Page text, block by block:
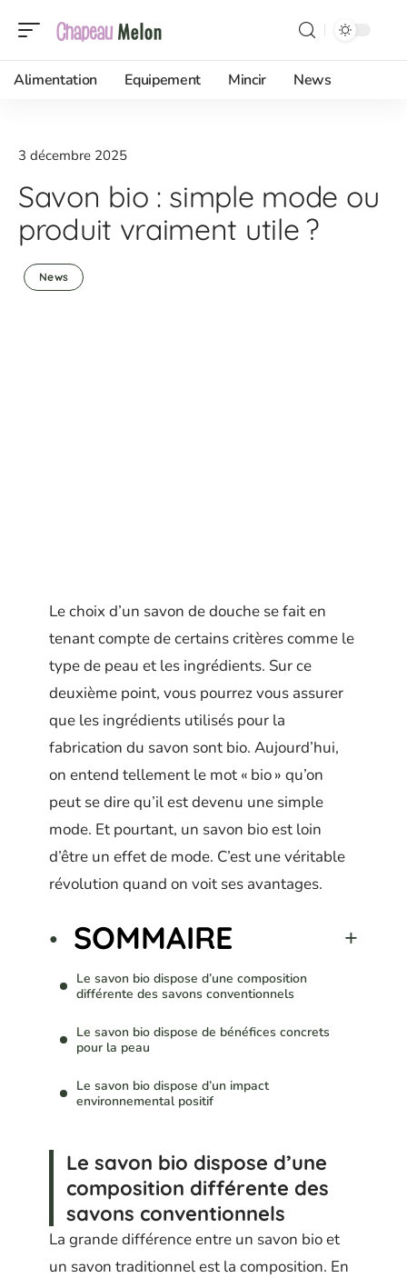
Alimentation Equipement Mincir News
3 décembre 2025
Savon bio : simple mode ou
produit vraiment utile ?
News
Le choix d’un savon de douche se fait en
tenant compte de certains critères comme le
type de peau et les ingrédients. Sur ce
deuxième point, vous pourrez vous assurer
que les ingrédients utilisés pour la
fabrication du savon sont bio. Aujourd’hui,
on entend tellement le mot « bio » qu’on
peut se dire qu’il est devenu une simple
mode. Et pourtant, un savon bio est loin
d’être un effet de mode. C’est une véritable
révolution quand on voit ses avantages.
SOMMAIRE
Le savon bio dispose d’une composition
différente des savons conventionnels
Le savon bio dispose de bénéfices concrets
pour la peau
Le savon bio dispose d’un impact
environnemental positif
Le savon bio dispose d’une
composition différente des
savons conventionnels
La grande différence entre un savon bio et
un savon traditionnel est la composition. En